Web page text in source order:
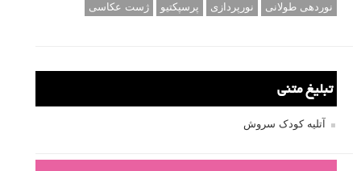
نوردهی طولانی
نورپردازی پرسپکتیو ژست عکاسی
تبلیغ متنی
آتلیه کودک سروش